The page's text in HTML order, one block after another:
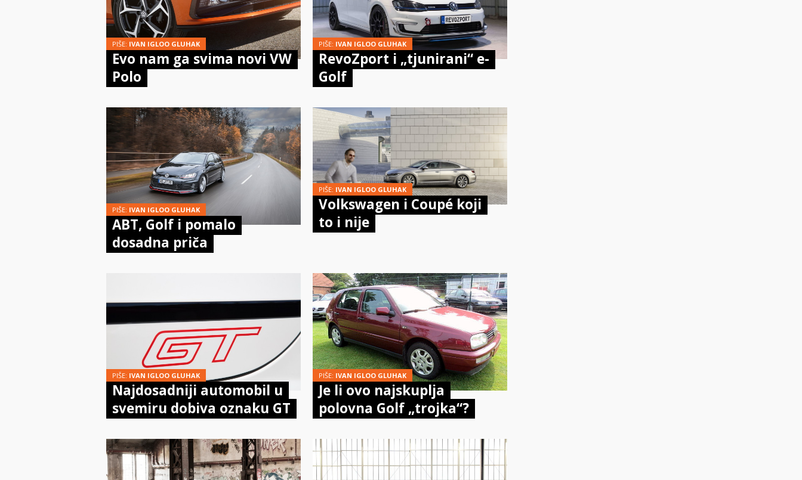
PIŠE: IVAN IGLOO GLUHAK
Evo nam ga svima novi VW
Polo
PIŠE: IVAN IGLOO GLUHAK
RevoZport i „tjunirani“ e-
Golf
PIŠE: IVAN IGLOO GLUHAK
ABT, Golf i pomalo
dosadna priča
PIŠE: IVAN IGLOO GLUHAK
Volkswagen i Coupé koji
to i nije
PIŠE: IVAN IGLOO GLUHAK
Najdosadniji automobil u
svemiru dobiva oznaku GT
PIŠE: IVAN IGLOO GLUHAK
Je li ovo najskuplja
polovna Golf „trojka“?